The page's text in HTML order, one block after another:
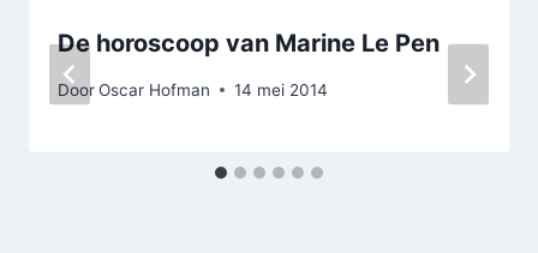
De horoscoop van Marine Le Pen
DoorOscar Hofman 14 mei 2014